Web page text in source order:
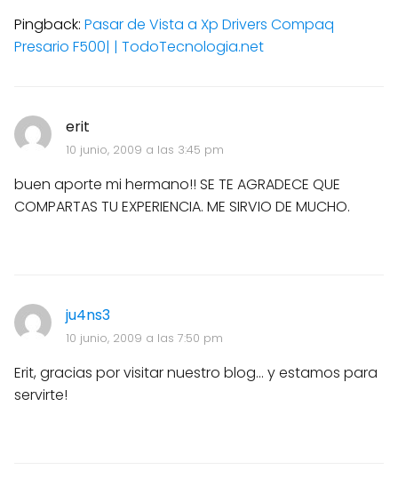
Pingback: Pasar de Vista a Xp Drivers Compaq
Presario F500| | TodoTecnologia.net
erit
10 junio, 2009 a las 3:45 pm
buen aporte mi hermano!! SE TE AGRADECE QUE
COMPARTAS TU EXPERIENCIA. ME SIRVIO DE MUCHO.
ju4ns3
10 junio, 2009 a las 7:50 pm
Erit, gracias por visitar nuestro blog... y estamos para
servirte!